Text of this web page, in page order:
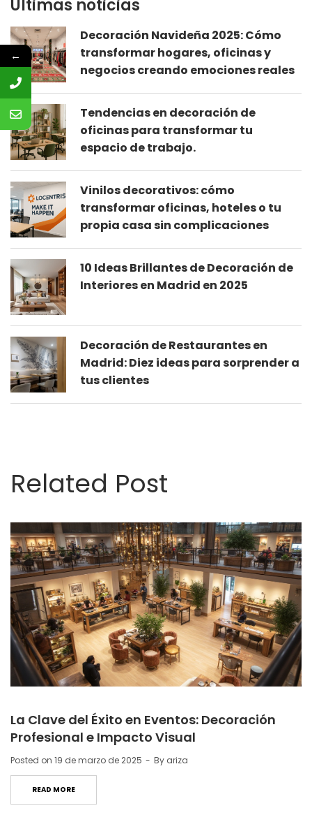
Últimas noticias
Decoración Navideña 2025: Cómo
transformar hogares, oficinas y
negocios creando emociones reales
Tendencias en decoración de
oficinas para transformar tu
espacio de trabajo.
Vinilos decorativos: cómo
transformar oficinas, hoteles o tu
propia casa sin complicaciones
10 Ideas Brillantes de Decoración de
Interiores en Madrid en 2025
Decoración de Restaurantes en
Madrid: Diez ideas para sorprender a
tus clientes
Related Post
La Clave del Éxito en Eventos: Decoración
Profesional e Impacto Visual
Posted on 19 de marzo de 2025 By ariza
READ MORE
←